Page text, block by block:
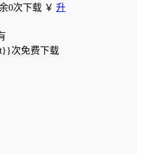
0次下载 ￥ 升
次免费下载